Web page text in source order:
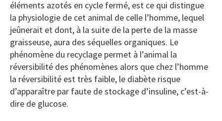
éléments azotés en cycle fermé, est ce qui distingue
la physiologie de cet animal de celle l’homme, lequel
jeûnerait et dont, à la suite de la perte de la masse
graisseuse, aura des séquelles organiques. Le
phénomène du recyclage permet à l’animal la
réversibilité des phénomènes alors que chez l’homme
la réversibilité est très faible, le diabète risque
d’apparaître par faute de stockage d’insuline, c’est-à-
dire de glucose.